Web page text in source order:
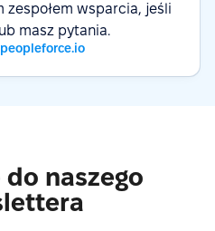
zespołem wsparcia, jeśli
masz pytania.
naszego